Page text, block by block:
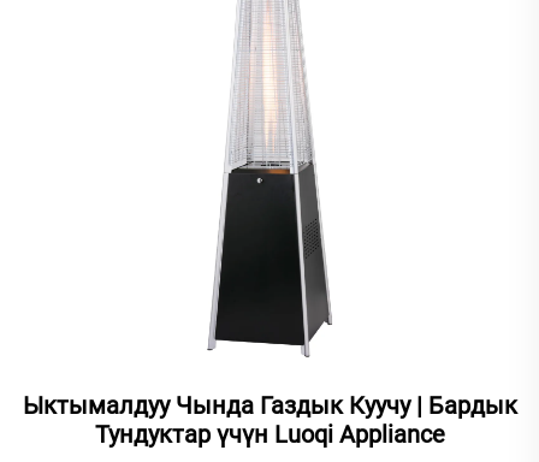
Ыктымалдуу Чында Газдык Куучу | Бардык
Тундуктар үчүн Luoqi Appliance